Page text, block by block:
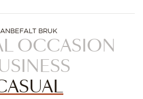
ANBEFALT BRUK
OCCASION